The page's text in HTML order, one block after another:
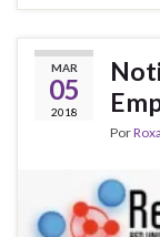
MAR
05
2018
Por